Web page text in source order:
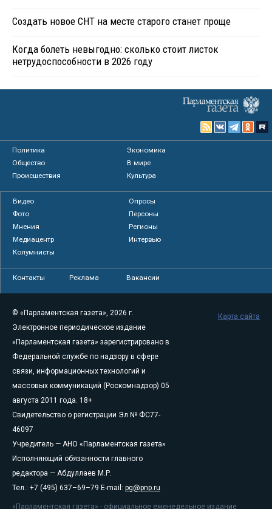
Создать новое СНТ на месте старого станет проще
Когда болеть невыгодно: сколько стоит листок
нетрудоспособности в 2026 году
Политика
Экономика
Общество
В мире
Происшествия
Культура
Видео
Опросы
Фото
Персоны
Мнения
Регионы
Медиацентр
Интервью
Колумнисты
Контакты Реклама Вакансии
© «Парламентская газета», 2026 г.
Электронное периодическое издание
«Парламентская газета» зарегистрировано в
Федеральной службе по надзору в сфере
связи, информационных технологий и
массовых коммуникаций (Роскомнадзор) 05
августа 2011 года. 18+
Свидетельство о регистрации Эл № ФС77-
46097
Учредитель — АНО «Парламентская газета»
Исполняющий обязанности главного
редактора — Абдуллаев М.Р.
Тел.: +7 (495) 637–69–79 E-mail: pg@pnp.ru
«Парламентская газета» - официальное еженедельное издание
Карта сайта